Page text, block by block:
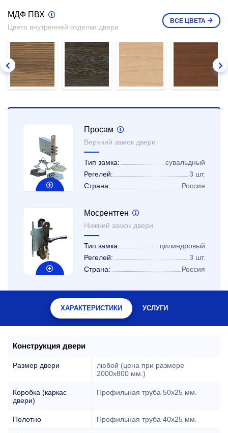
МДФ ПВХ
Цвета внутренней отделки двери
ВСЕ ЦВЕТА
Просам
Верхний замок двери
Тип замка:
сувальдный
Регелей:
3 шт.
Страна:
Россия
Мосрентген
Нижний замок двери
Тип замка:
цилиндровый
Регелей:
3 шт.
Страна:
Россия
ХАРАКТЕРИСТИКИ УСЛУГИ
Конструкция двери
Размер двери
любой (цена при размере
2000x800 мм.)
Коробка (каркас
двери)
Профильная труба 50х25 мм.
Полотно Профильная труба 40х25 мм.